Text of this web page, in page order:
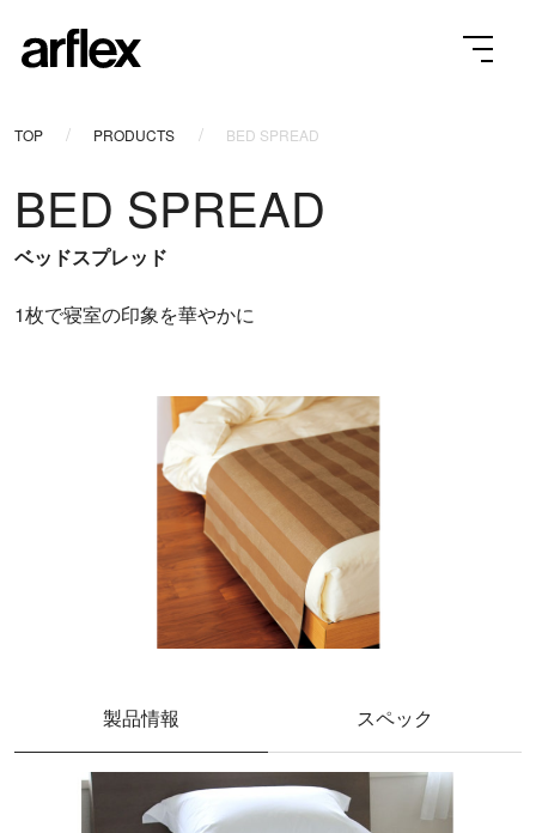
TOP PRODUCTS BED SPREAD
BED SPREAD
ベッドスプレッド
1枚で寝室の印象を華やかに
製品情報 スペック